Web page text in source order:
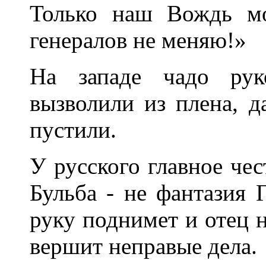
Только наш Вождь
генералов не меняю!»
На западе чадо
вызволили из плена,
пустили.
У русского главное
Бульба - не фантазия
руку поднимет и отец
вершит неправые дела.